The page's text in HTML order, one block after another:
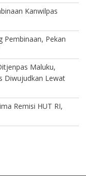
Kanwilpas
Pembinaan, Pekan
Maluku,
Diwujudkan Lewat
Remisi HUT RI,